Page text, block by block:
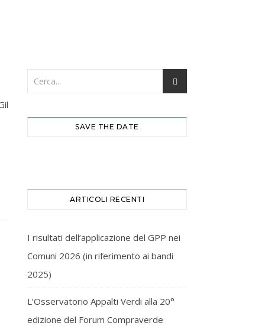
SAVE THE DATE
ARTICOLI RECENTI
I risultati dell’applicazione del GPP nei
Comuni 2026 (in riferimento ai bandi
2025)
L’Osservatorio Appalti Verdi alla 20°
edizione del Forum Compraverde